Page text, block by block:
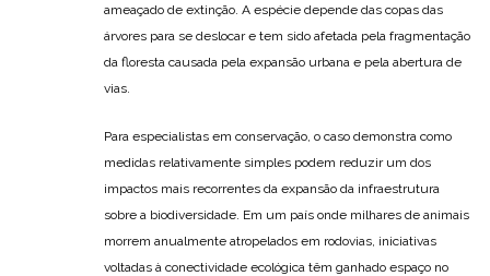
ameaçado de extinção. A espécie depende das copas das
árvores para se deslocar e tem sido afetada pela fragmentação
da floresta causada pela expansão urbana e pela abertura de
vias.
Para especialistas em conservação, o caso demonstra como
medidas relativamente simples podem reduzir um dos
impactos mais recorrentes da expansão da infraestrutura
sobre a biodiversidade. Em um país onde milhares de animais
morrem anualmente atropelados em rodovias, iniciativas
voltadas à conectividade ecológica têm ganhado espaço no